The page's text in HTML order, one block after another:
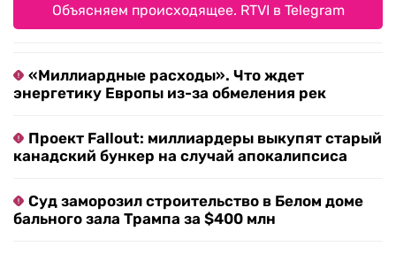
Объясняем происходящее. RTVI в Telegram
«Миллиардные расходы». Что ждет
энергетику Европы из-за обмеления рек
Проект Fallout: миллиардеры выкупят старый
канадский бункер на случай апокалипсиса
Суд заморозил строительство в Белом доме
бального зала Трампа за $400 млн